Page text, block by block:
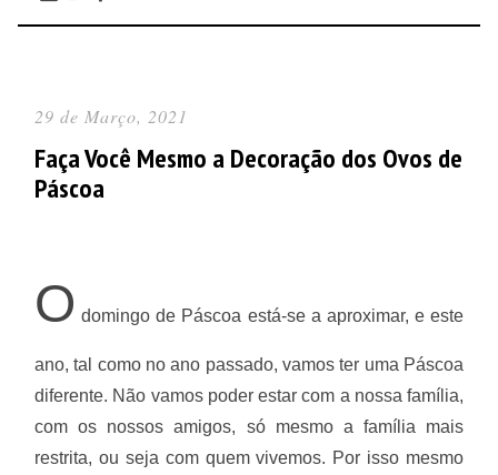
29 de Março, 2021
Faça Você Mesmo a Decoração dos Ovos de
Páscoa
O domingo de Páscoa está-se a aproximar, e este
ano, tal como no ano passado, vamos ter uma Páscoa
diferente. Não vamos poder estar com a nossa família,
com os nossos amigos, só mesmo a família mais
restrita, ou seja com quem vivemos. Por isso mesmo